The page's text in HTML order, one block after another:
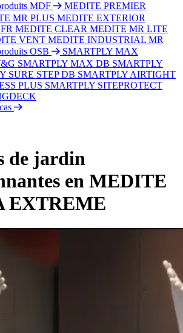
MDF
MEDITE PREMIER
MR PLUS MEDITE EXTERIOR
MEDITE CLEAR MEDITE MR LITE
VENT MEDITE INDUSTRIAL MR
OSB
SMARTPLY MAX
SMARTPLY MAX DB SMARTPLY
SURE STEP DB SMARTPLY AIRTIGHT
PLUS SMARTPLY SITEPROTECT
de jardin
en MEDITE
EXTREME